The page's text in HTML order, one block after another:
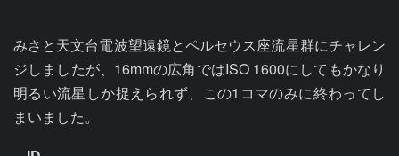
みさと天文台電波望遠鏡とペルセウス座流星群にチャレン
ジしましたが、16mmの広角ではISO 1600にしてもかなり
明るい流星しか捉えられず、この1コマのみに終わってし
まいました。